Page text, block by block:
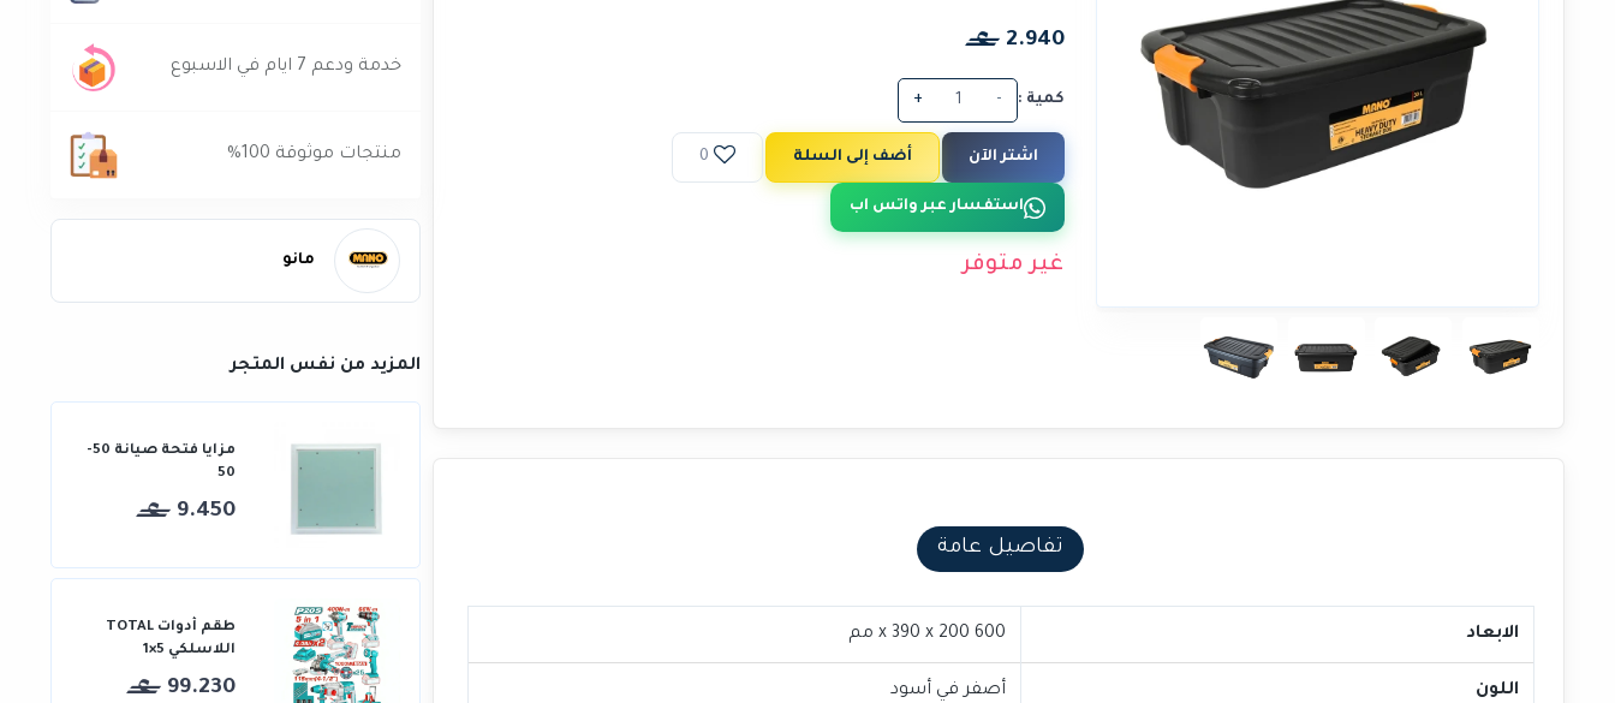
2.940
كمية : -
+
اشتر الآن أضف إلى السلة 0
استفسار عبر واتس اب
غير متوفر
تفاصيل عامة
الابعاد 600 x 390 x 200 مم
اللون أصفر في أسود
خدمة ودعم 7 ايام في الاسبوع
منتجات موثوقة 100%
مانو
المزيد من نفس المتجر
مزايا فتحة صيانة 50-
50
9.450
طقم أدوات TOTAL
اللاسلكي 5×1
99.230